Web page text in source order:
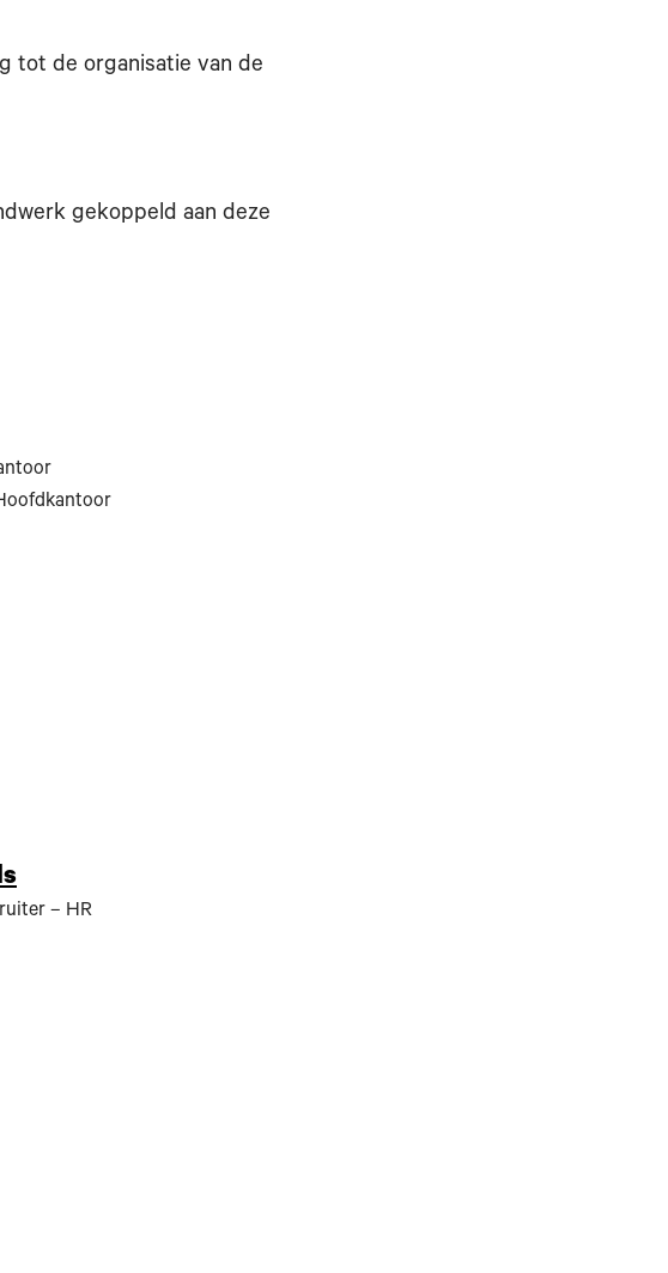
tot de organisatie van de
gekoppeld aan deze
– HR